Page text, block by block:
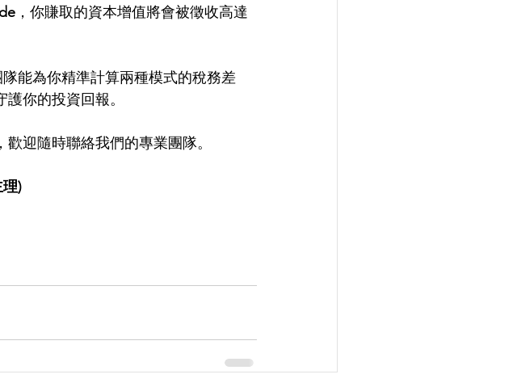
，你賺取的資本增值將會被徵收高達
能為你精準計算兩種模式的稅務差
你的投資回報。
迎隨時聯絡我們的專業團隊。
)